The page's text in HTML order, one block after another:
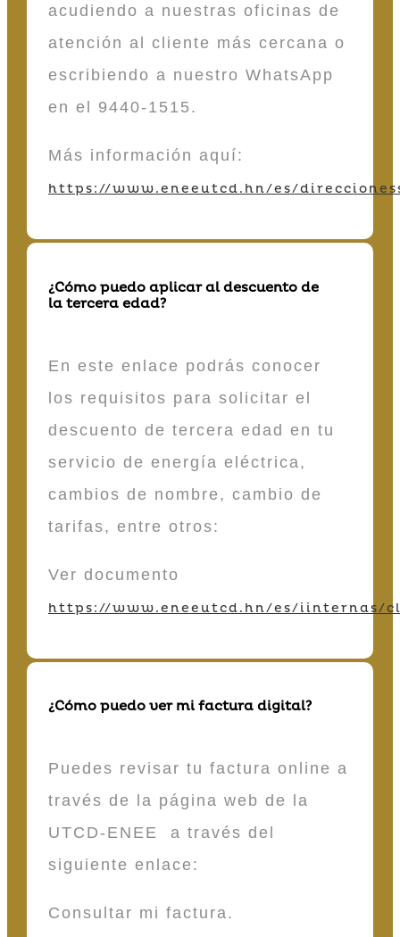
acudiendo a nuestras oficinas de
atención al cliente más cercana o
escribiendo a nuestro WhatsApp
en el 9440-1515.
Más información aquí:
https://www.eneeutcd.hn/es/
¿Cómo puedo aplicar al descuento de
la tercera edad?
En este enlace podrás conocer
los requisitos para solicitar el
descuento de tercera edad en tu
servicio de energía eléctrica,
cambios de nombre, cambio de
tarifas, entre otros:
Ver documento
https://www.eneeutcd.hn/es/iinternas/
¿Cómo puedo ver mi factura digital?
Puedes revisar tu factura online a
través de la página web de la
UTCD-ENEE a través del
siguiente enlace:
Consultar mi factura.